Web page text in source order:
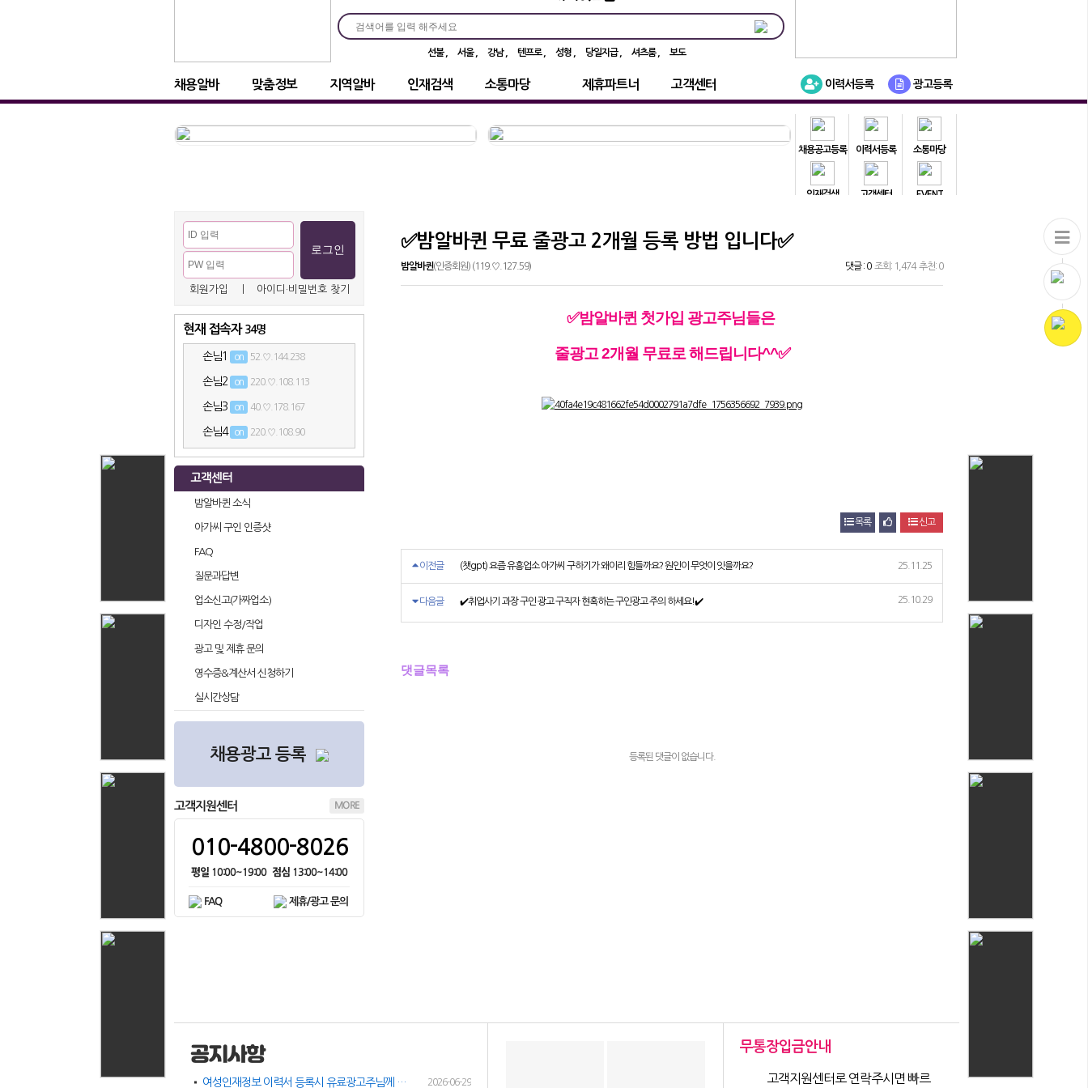
선불 서울 강남 텐프로 성형 당일지급 셔츠룸 보도
채용알바 맞춤정보 지역알바 인재검색 소통마당 제휴파트너 고객센터 이력서등록 광고등록
채용공고등록 이력서등록 소통마당
인재검색 고객센터 EVENT
회원가입 아이디·비밀번호 찾기
현재 접속자 34명
손님1 on 52.♡.144.238
손님2 on 220.♡.108.113
손님3 on 40.♡.178.167
손님4 on 220.♡.108.90
손님5 on 220.♡.108.114
손님6
angel1004
손님7 on 220.♡.108.177
angel1004
angel1004
angel1004 on
손님8 on 220.♡.108.175
angel1004
angel1004 on
angel1004 on
손님12
손님13 216.♡.217.17
손님14 36.♡.191.149
손님18 on 116.♡.32.212
손님19 on 40.♡.167.14
고객센터
밤알바퀸 소식
아가씨 구인 인증샷
FAQ
질문과답변
업소신고(가짜업소)
디자인 수정/작업
광고 및 제휴 문의
영수증&계산서 신청하기
실시간상담
채용광고 등록
고객지원센터 MORE
010-4800-8026
평일10:00~19:00 점심13:00~14:00
FAQ 제휴/광고 문의
✅밤알바퀸 무료 줄광고 2개월 등록 방법 입니다✅
밤알바퀸(인증회원) (119.♡.127.59) 댓글 : 0조회: 1,474 추천: 0
✅밤알바퀸 첫가입 광고주님들은
줄광고 2개월 무료로 해드립니다^^✅
목록 신고
이전글 (챗gpt) 요즘 유흥업소 아가씨 구하기가 왜이리 힘들까요? 원인이 무엇이 잇을까요? 25.11.25
다음글 ✔️취업사기 과장 구인 광고 구직자 현혹하는 구인광고 주의 하세요!✔️ 25.10.29
댓글목록
등록된 댓글이 없습니다.
공지사항
여성인재정보 이력서 등록시 유료광고주님께 인재정보 문자갑니다! 2026-06-29
무통장입금안내
고객지원센터로 연락주시면 빠르